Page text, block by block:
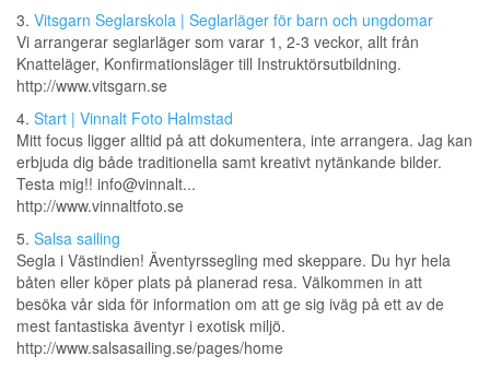
3. Vitsgarn Seglarskola | Seglarläger för barn och ungdomar
Vi arrangerar seglarläger som varar 1, 2-3 veckor, allt från
Knatteläger, Konfirmationsläger till Instruktörsutbildning.
http://www.vitsgarn.se
4. Start | Vinnalt Foto Halmstad
Mitt focus ligger alltid på att dokumentera, inte arrangera. Jag kan
erbjuda dig både traditionella samt kreativt nytänkande bilder.
Testa mig!! info@vinnalt...
http://www.vinnaltfoto.se
5. Salsa sailing
Segla i Västindien! Äventyrssegling med skeppare. Du hyr hela
båten eller köper plats på planerad resa. Välkommen in att
besöka vår sida för information om att ge sig iväg på ett av de
mest fantastiska äventyr i exotisk miljö.
http://www.salsasailing.se/pages/home